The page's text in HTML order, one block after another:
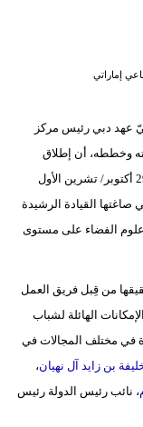
علوم
وتكنولوجيا
فيديو
سيارات
إماراتي
عهد دبي رئيس مركز
وخططه، أن إطلاق
"خليفة سات"، أول قمر صناعي إماراتي 100%، في 29 أكتوبر/ تشرين الأول
القيادة الرشيدة
علوم الفضاء على مستوى
من قِبل فريق العمل
الهائلة لشباب
في مختلف المجالات في
بن زايد آل نهيان،
، نائب رئيس الدولة رئيس